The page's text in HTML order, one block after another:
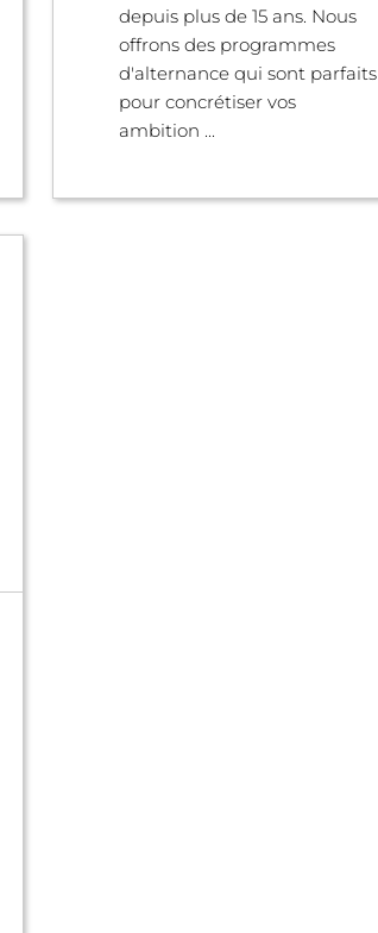
depuis plus de 15 ans. Nous
offrons des programmes
d'alternance qui sont parfaits
pour concrétiser vos
ambition ...